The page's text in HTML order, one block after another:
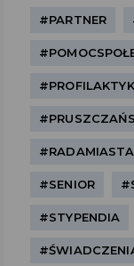
#PARTNER
#RADAMIASTA
#SENIOR
#STYPENDIA